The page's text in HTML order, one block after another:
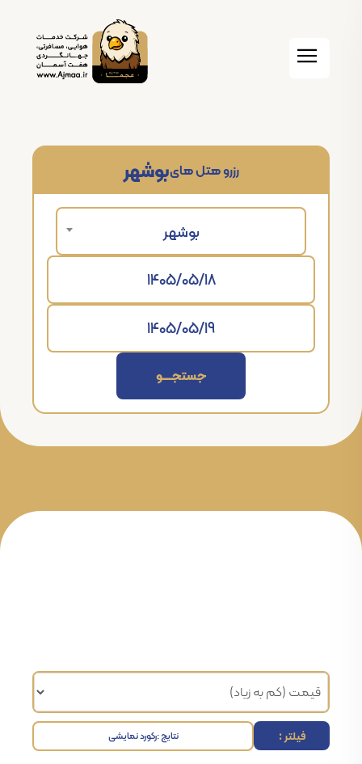
بوشهررزرو هتل های
بوشهر
جستجــــــو
فیلتر : نتایج :رکورد نمایشی